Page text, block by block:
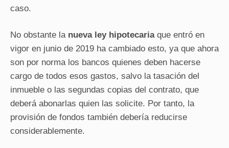
caso.
No obstante la nueva ley hipotecariaque entró en
vigor en junio de 2019 ha cambiado esto, ya que ahora
son por norma los bancos quienes deben hacerse
cargo de todos esos gastos, salvo la tasación del
inmueble o las segundas copias del contrato, que
deberá abonarlas quien las solicite. Por tanto, la
provisión de fondos también debería reducirse
considerablemente.